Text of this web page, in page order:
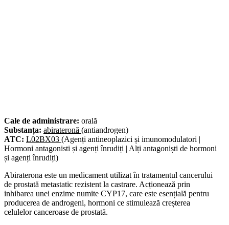
Cale de administrare: orală
Substanța: abirateronă (antiandrogen)
ATC: L02BX03 (Agenți antineoplazici și imunomodulatori |
Hormoni antagonisti și agenți înrudiți | Alți antagoniști de hormoni
și agenți înrudiți)
Abiraterona este un medicament utilizat în tratamentul cancerului
de prostată metastatic rezistent la castrare. Acționează prin
inhibarea unei enzime numite CYP17, care este esențială pentru
producerea de androgeni, hormoni ce stimulează creșterea
celulelor canceroase de prostată.